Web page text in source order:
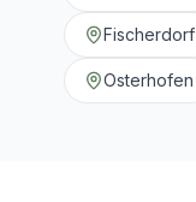
Fischerdorf
Osterhofen